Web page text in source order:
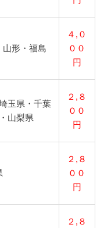
山形・福島
４,０
００
円
玉県・千葉
山梨県
２,８
００
円
２,８
００
円
２,８